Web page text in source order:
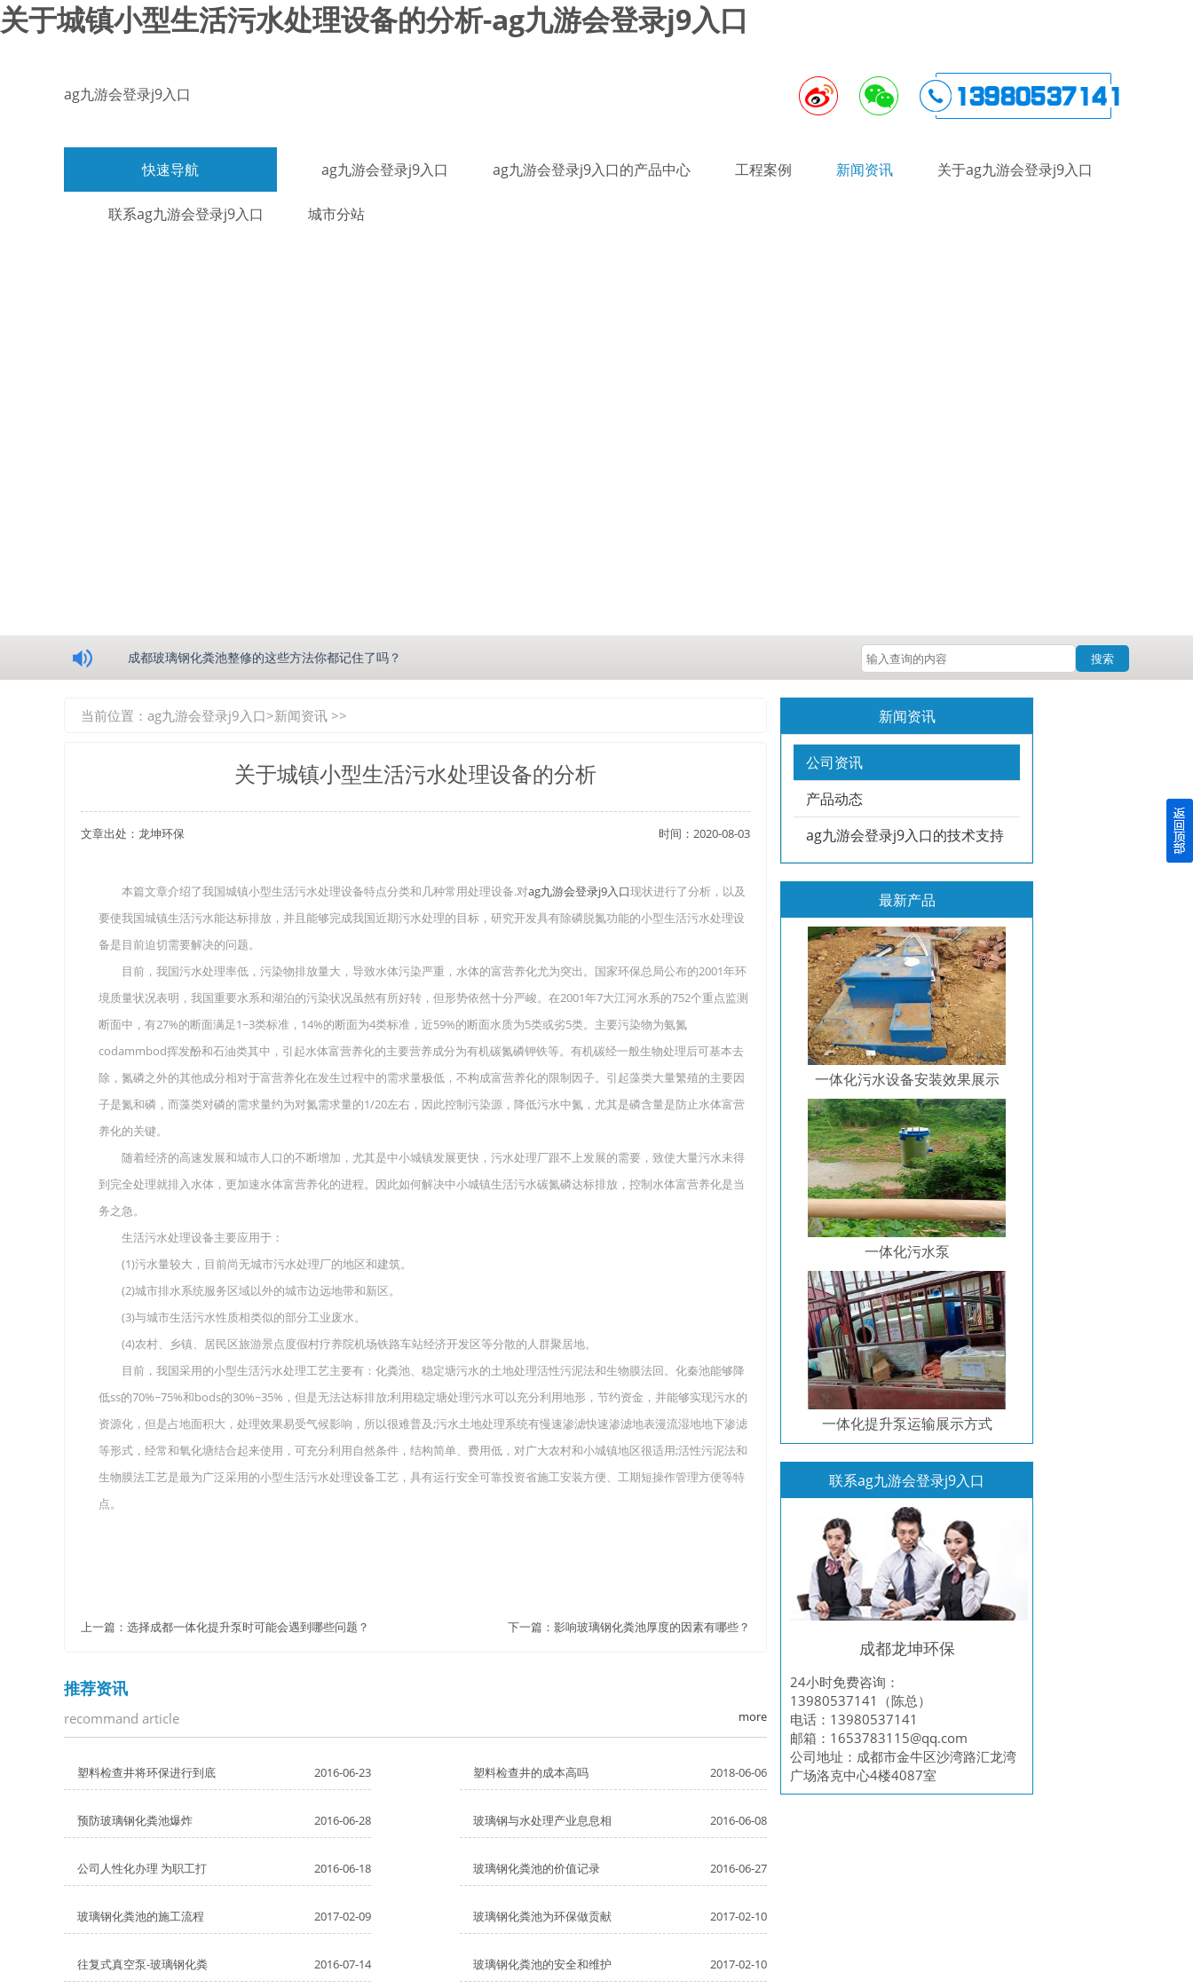
关于城镇小型生活污水处理设备的分析-ag九游会登录j9入口
ag九游会登录j9入口
快速导航 ag九游会登录j9入口 ag九游会登录j9入口的产品中心 工程案例 新闻资讯 关于ag九游会登录j9入口
联系ag九游会登录j9入口 城市分站
成都玻璃钢化粪池整修的这些方法你都记住了吗？
四川玻璃钢化粪池逐渐取代传统玻璃钢化粪池的这几点原因你都记住了吗？
关于重庆玻璃钢化粪池的这些基础知识你都记住了吗？
在安装绵阳玻璃钢化粪池时可能遇到这些难题
使用成都玻璃钢化粪池的七大好处你都记住了吗？
搜索
当前位置： ag九游会登录j9入口>新闻资讯 >>
关于城镇小型生活污水处理设备的分析
文章出处：龙坤环保 时间：2020-08-03
本篇文章介绍了我国城镇小型生活污水处理设备特点分类和几种常用处理设备.对ag九游会登录j9入口现状进行了分析，以及
要使我国城镇生活污水能达标排放，并且能够完成我国近期污水处理的目标，研究开发具有除磷脱氮功能的小型生活污水处理设
备是目前迫切需要解决的问题。
目前，我国污水处理率低，污染物排放量大，导致水体污染严重，水体的富营养化尤为突出。国家环保总局公布的2001年环
境质量状况表明，我国重要水系和湖泊的污染状况虽然有所好转，但形势依然十分严峻。在2001年7大江河水系的752个重点监测
断面中，有27%的断面满足1~3类标准，14%的断面为4类标准，近59%的断面水质为5类或劣5类。主要污染物为氨氮
codammbod挥发酚和石油类其中，引起水体富营养化的主要营养成分为有机碳氮磷钾铁等。有机碳经一般生物处理后可基本去
除，氮磷之外的其他成分相对于富营养化在发生过程中的需求量极低，不构成富营养化的限制因子。引起藻类大量繁殖的主要因
子是氮和磷，而藻类对磷的需求量约为对氮需求量的1/20左右，因此控制污染源，降低污水中氮，尤其是磷含量是防止水体富营
养化的关键。
随着经济的高速发展和城市人口的不断增加，尤其是中小城镇发展更快，污水处理厂跟不上发展的需要，致使大量污水未得
到完全处理就排入水体，更加速水体富营养化的进程。因此如何解决中小城镇生活污水碳氮磷达标排放，控制水体富营养化是当
务之急。
生活污水处理设备主要应用于：
(1)污水量较大，目前尚无城市污水处理厂的地区和建筑。
(2)城市排水系统服务区域以外的城市边远地带和新区。
(3)与城市生活污水性质相类似的部分工业废水。
(4)农村、乡镇、居民区旅游景点度假村疗养院机场铁路车站经济开发区等分散的人群聚居地。
目前，我国采用的小型生活污水处理工艺主要有：化粪池、稳定塘污水的土地处理活性污泥法和生物膜法回。化秦池能够降
低ss的70%~75%和bods的30%~35%，但是无法达标排放;利用稳定塘处理污水可以充分利用地形，节约资金，并能够实现污水的
资源化，但是占地面积大，处理效果易受气候影响，所以很难普及;污水土地处理系统有慢速渗滤快速渗滤地表漫流湿地地下渗滤
等形式，经常和氧化塘结合起来使用，可充分利用自然条件，结构简单、费用低，对广大农村和小城镇地区很适用;活性污泥法和
生物膜法工艺是最为广泛采用的小型生活污水处理设备工艺，具有运行安全可靠投资省施工安装方便、工期短操作管理方便等特
点。
上一篇： 选择成都一体化提升泵时可能会遇到哪些问题？ 下一篇： 影响玻璃钢化粪池厚度的因素有哪些？
推荐资讯
recommand article more
塑料检查井将环保进行到底 2016-06-23 塑料检查井的成本高吗 2018-06-06
预防玻璃钢化粪池爆炸 2016-06-28 玻璃钢与水处理产业息息相 2016-06-08
公司人性化办理 为职工打 2016-06-18 玻璃钢化粪池的价值记录 2016-06-27
玻璃钢化粪池的施工流程 2017-02-09 玻璃钢化粪池为环保做贡献 2017-02-10
往复式真空泵-玻璃钢化粪 2016-07-14 玻璃钢化粪池的安全和维护 2017-02-10
新闻资讯
公司资讯
产品动态
ag九游会登录j9入口的技术支持
最新产品
一体化污水设备安装效果展示
一体化污水泵
一体化提升泵运输展示方式
联系ag九游会登录j9入口
成都龙坤环保
24小时免费咨询：
13980537141（陈总）
电话：13980537141
邮箱： 1653783115@qq.com
公司地址：成都市金牛区沙湾路汇龙湾
广场洛克中心4楼4087室